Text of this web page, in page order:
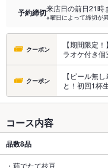
予約締切来店日の前日21時
※曜日によって締切が
クーポン
【期間限定
ラオケ付き
クーポン
【ビール無
と！初回1杯
コース内容
品数8品
・茹でたて枝豆